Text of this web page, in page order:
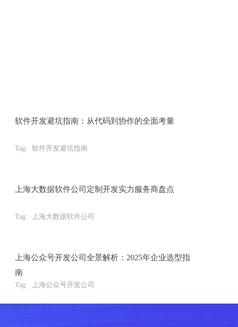
软件开发避坑指南：从代码到协作的全面考量
Tag: 软件开发避坑指南
上海大数据软件公司定制开发实力服务商盘点
Tag: 上海大数据软件公司
上海公众号开发公司全景解析：2025年企业选型指
南
Tag: 上海公众号开发公司